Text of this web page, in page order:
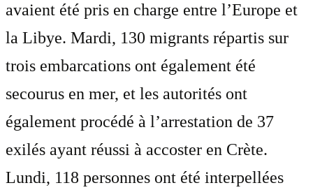
avaient été pris en charge entre l’Europe et
la Libye. Mardi, 130 migrants répartis sur
trois embarcations ont également été
secourus en mer, et les autorités ont
également procédé à l’arrestation de 37
exilés ayant réussi à accoster en Crète.
Lundi, 118 personnes ont été interpellées